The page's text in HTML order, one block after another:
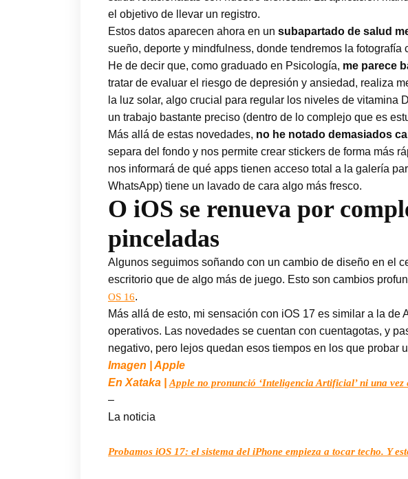
el objetivo de llevar un registro.
Estos datos aparecen ahora en un subapartado de salud
sueño, deporte y mindfulness, donde tendremos la
He de decir que, como graduado en Psicología, me parece
tratar de evaluar el riesgo de depresión y ansiedad, realiza
la luz solar, algo crucial para regular los niveles de
un trabajo bastante preciso (dentro de lo complejo que es
Más allá de estas novedades, no he notado demasiados
separa del fondo y nos permite crear stickers de forma más
nos informará de qué apps tienen acceso total a la galería
WhatsApp) tiene un lavado de cara algo más fresco.
O iOS se renueva por
pinceladas
Algunos seguimos soñando con un cambio de diseño en el
escritorio que de algo más de juego. Esto son cambios
OS 16.
Más allá de esto, mi sensación con iOS 17 es similar a la
operativos. Las novedades se cuentan con cuentagotas, y
negativo, pero lejos quedan esos tiempos en los que probar
Imagen | Apple
En Xataka | Apple no pronunció ‘Inteligencia Artificial’ ni una
–
La noticia
Probamos iOS 17: el sistema del iPhone empieza a tocar techo. Y